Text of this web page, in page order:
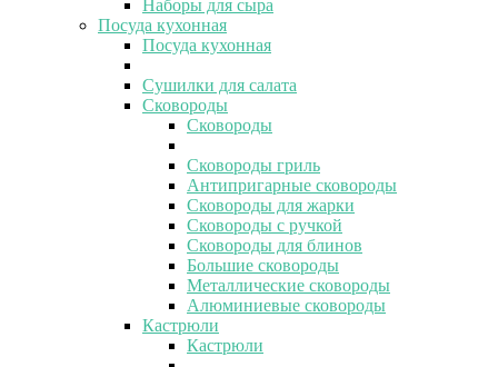
Наборы для сыра
Посуда кухонная
Посуда кухонная
Сушилки для салата
Сковороды
Сковороды
Сковороды гриль
Антипригарные сковороды
Сковороды для жарки
Сковороды с ручкой
Сковороды для блинов
Большие сковороды
Металлические сковороды
Алюминиевые сковороды
Кастрюли
Кастрюли